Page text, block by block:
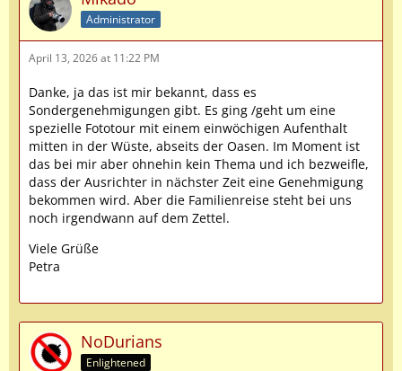
Administrator
April 13, 2026 at 11:22 PM
Danke, ja das ist mir bekannt, dass es
Sondergenehmigungen gibt. Es ging /geht um eine
spezielle Fototour mit einem einwöchigen Aufenthalt
mitten in der Wüste, abseits der Oasen. Im Moment ist
das bei mir aber ohnehin kein Thema und ich bezweifle,
dass der Ausrichter in nächster Zeit eine Genehmigung
bekommen wird. Aber die Familienreise steht bei uns
noch irgendwann auf dem Zettel.
Viele Grüße
Petra
NoDurians
Enlightened